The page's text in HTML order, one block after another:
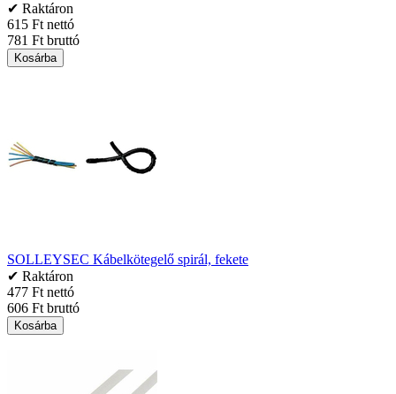
✔ Raktáron
615 Ft nettó
781 Ft bruttó
Kosárba
SOLLEYSEC Kábelkötegelő spirál, fekete
✔ Raktáron
477 Ft nettó
606 Ft bruttó
Kosárba